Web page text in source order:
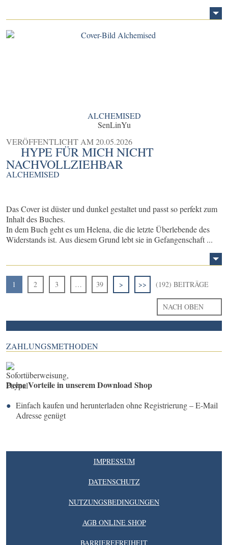
ALCHEMISED
SenLinYu
VERÖFFENTLICHT AM20.05.2026
HYPE FÜR MICH NICHT
NACHVOLLZIEHBAR
ALCHEMISED
Das Cover ist düster und dunkel gestaltet und passt so perfekt zum
Inhalt des Buches.
In dem Buch geht es um Helena, die die letzte Überlebende des
Widerstands ist. Aus diesem Grund lebt sie in Gefangenschaft ...
1 2 3 … 39 > >> (192) BEITRÄGE
NACH OBEN
ZAHLUNGSMETHODEN
Deine Vorteile in unserem Download Shop
Einfach kaufen und herunterladen ohne Registrierung – E-Mail
Adresse genügt
IMPRESSUM
DATENSCHUTZ
NUTZUNGSBEDINGUNGEN
AGB ONLINE SHOP
BARRIEREFREIHEIT